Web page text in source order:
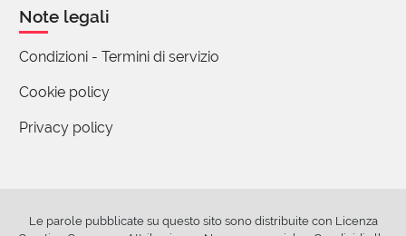
Note legali
Condizioni - Termini di servizio
Cookie policy
Privacy policy
Le parole pubblicate su questo sito sono distribuite con Licenza